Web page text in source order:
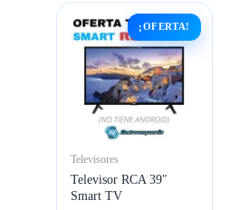
¡OFERTA!
Televisores
Televisor RCA 39″
Smart TV